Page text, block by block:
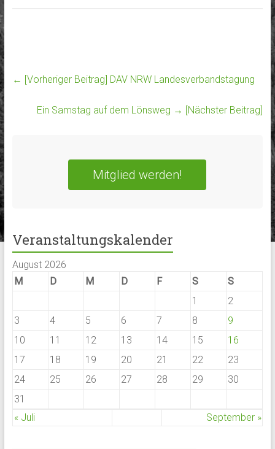
← [Vorheriger Beitrag] DAV NRW Landesverbandstagung
Ein Samstag auf dem Lönsweg → [Nächster Beitrag]
Mitglied werden!
Veranstaltungskalender
August 2026
M
D M D F S
S
1
2
3
4 5 6 7 8
9
10
11 12 13 14 15
16
17
18 19 20 21 22
23
24
25 26 27 28 29
30
31
« Juli
September »